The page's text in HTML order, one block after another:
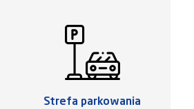
Strefa parkowania